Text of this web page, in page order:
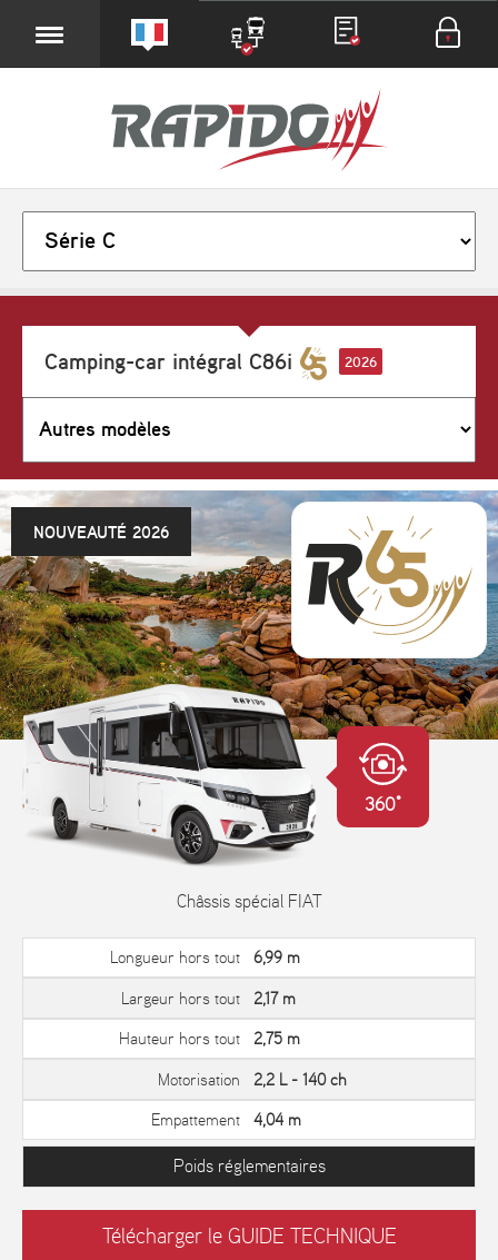
Camping-car intégral C86i 2026
NOUVEAUTÉ 2026
360°
Châssis spécial FIAT
Longueur hors tout 6,99 m
Largeur hors tout 2,17 m
Hauteur hors tout 2,75 m
Motorisation 2,2 L - 140 ch
Empattement 4,04 m
Poids réglementaires
Télécharger le GUIDE TECHNIQUE